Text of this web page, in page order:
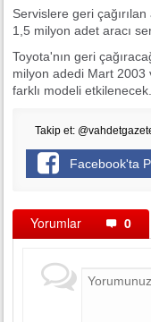
Servislere geri
1,5 milyon adet aracı
Toyota'nın geri
milyon adedi Mart 2003
farklı modeli etkilenecek.
Takip et:
Facebook'ta
Yorumlar 0